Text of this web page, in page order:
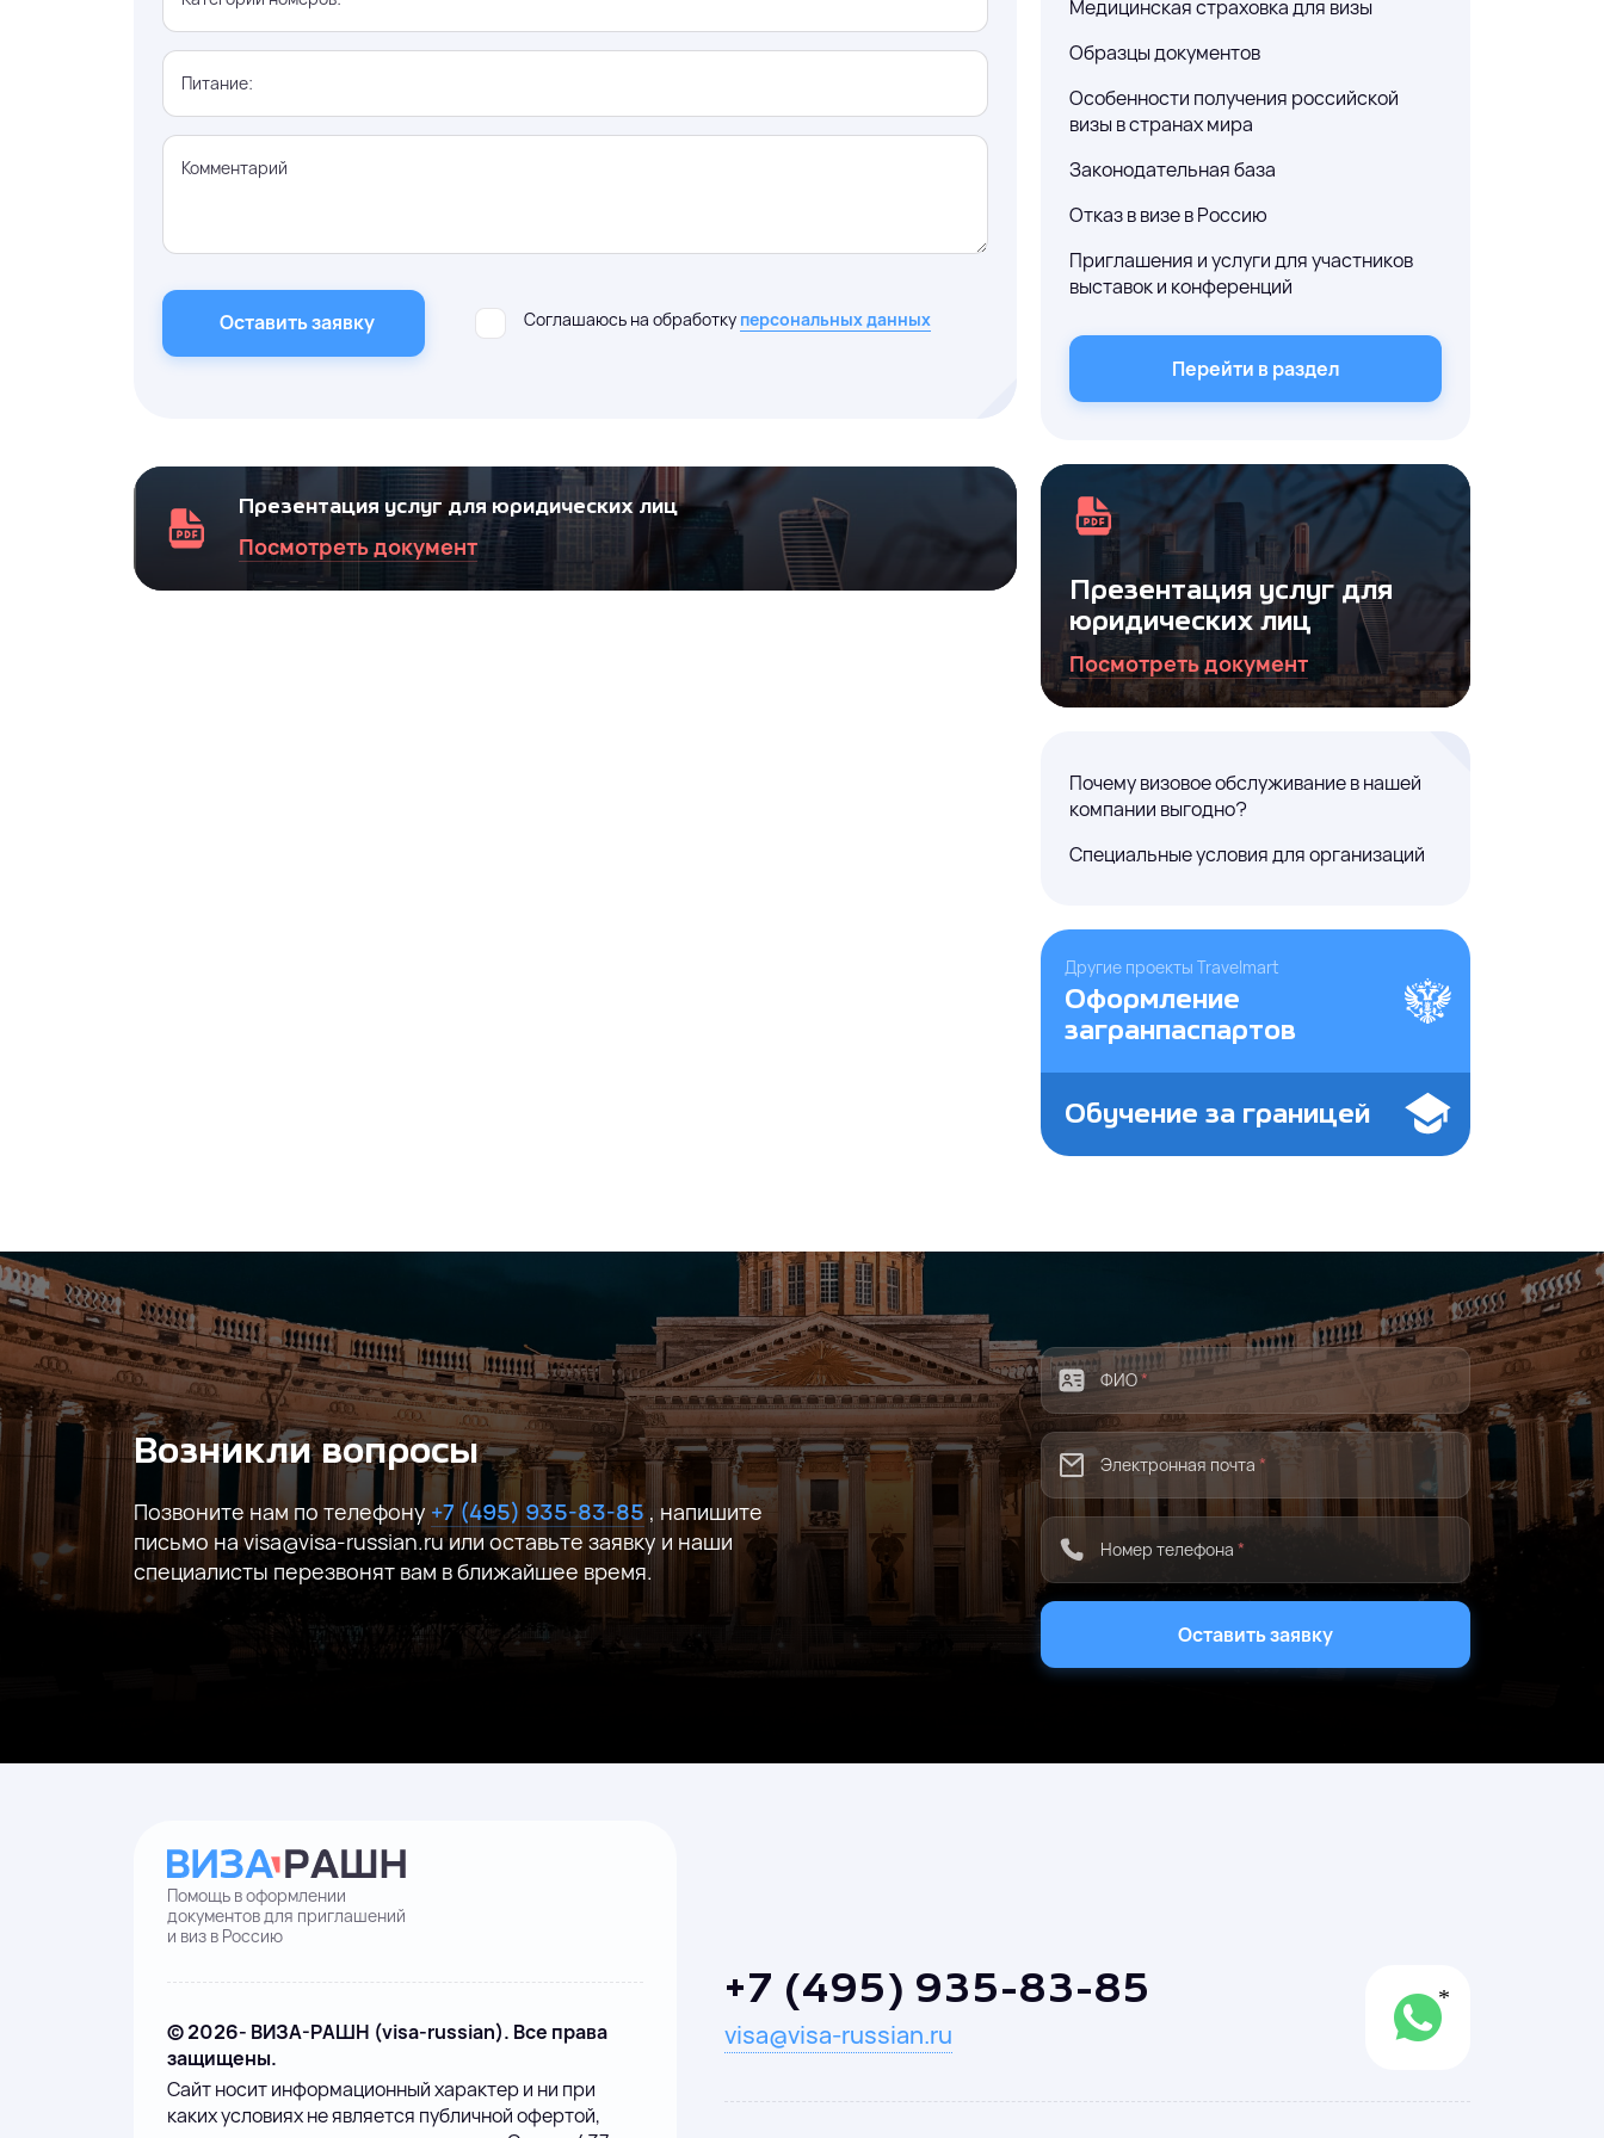
Питание:
Комментарий
Оставить заявку Соглашаюсь на обработку персональных данных
Презентация услуг для юридических лиц
Посмотреть документ
Медицинская страховка для визы
Образцы документов
Особенности получения российской
визы в странах мира
Законодательная база
Отказ в визе в Россию
Приглашения и услуги для участников
выставок и конференций
Перейти в раздел
Презентация услуг для
юридических лиц
Посмотреть документ
Почему визовое обслуживание в нашей
компании выгодно?
Специальные условия для организаций
Другие проекты Travelmart
Оформление
загранпаспартов
Обучение за границей
Возникли вопросы
Позвоните нам по телефону +7 (495) 935-83-85, напишите
письмо на visa@visa-russian.ru или оставьте заявку и наши
специалисты перезвонят вам в ближайшее время.
ФИО*
Электронная почта *
Номер телефона *
Оставить заявку
+7 (495) 935-83-85
visa@visa-russian.ru
Помощь в оформлении
документов для приглашений
и виз в Россию
© 2026- ВИЗА-РАШН (visa-russian). Все права
защищены.
Сайт носит информационный характер и ни при
каких условиях не является публичной офертой,
Оставить заявку
Туристические приглашения
Соглашаюсь на обработкуперсональных данных